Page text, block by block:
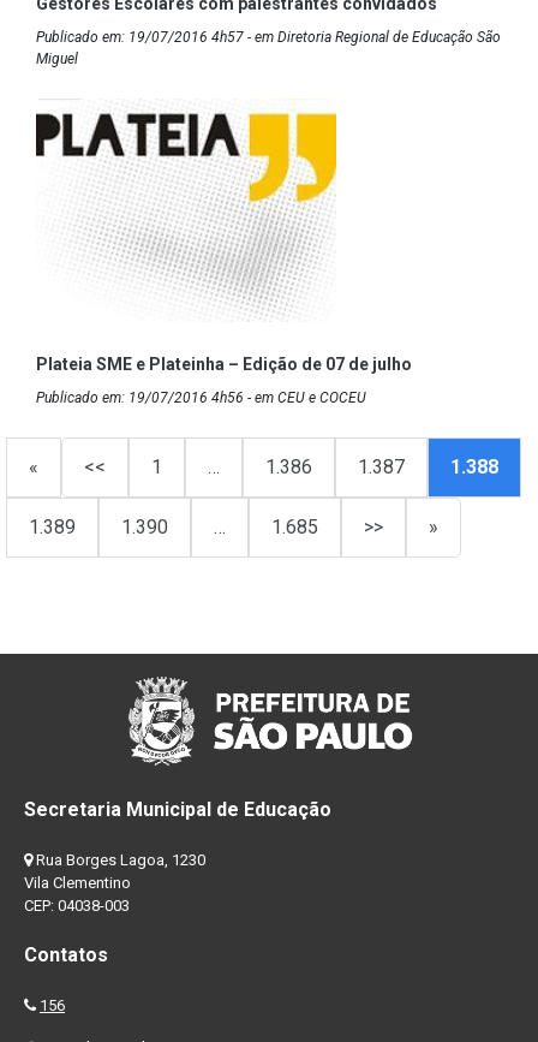
Publicado em: 19/07/2016 4h57 - em Diretoria Regional de Educação São
Miguel
Plateia SME e Plateinha – Edição de 07 de julho
Publicado em: 19/07/2016 4h56 - em CEU e COCEU
« << 1 … 1.386 1.387 1.388
1.389 1.390 … 1.685 >> »
Secretaria Municipal de Educação
Rua Borges Lagoa, 1230
Vila Clementino
CEP: 04038-003
Contatos
156